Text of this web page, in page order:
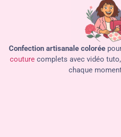
Confection artisanale colorée
couturecomplets avec vidéo
chaque